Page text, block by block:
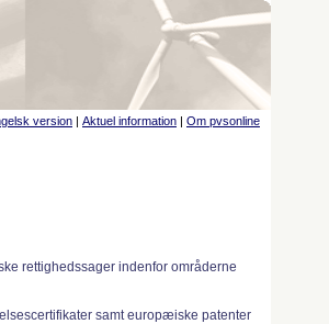
version | Aktuel information | Om pvsonline
rettighedssager indenfor områderne
samt europæiske patenter